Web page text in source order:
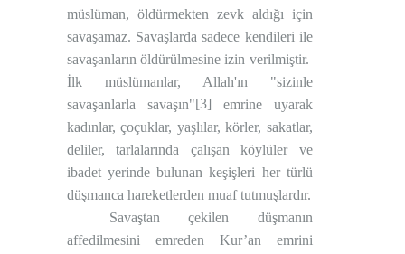
müslüman, öldürmekten zevk aldığı için
savaşamaz. Savaşlarda sadece kendileri ile
savaşanların öldürülmesine izin verilmiştir.
İlk müslümanlar, Allah'ın "sizinle
savaşanlarla savaşın"[3] emrine uyarak
kadınlar, çoçuklar, yaşlılar, körler, sakatlar,
deliler, tarlalarında çalışan köylüler ve
ibadet yerinde bulunan keşişleri her türlü
düşmanca hareketlerden muaf tutmuşlardır.
Savaştan çekilen düşmanın
affedilmesini emreden Kur’an emrini